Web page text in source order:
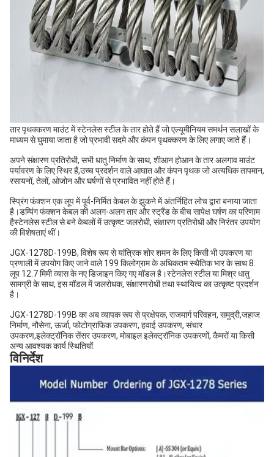
तार पृथक्करण माउंट में स्टेनलेस स्टील के तार होते हैं जो एल्यूमीनियम समर्थन सलाखों के
माध्यम से घुमाया जाता है जो प्रभावी सदमे और कंपन पृथक्करण के लिए लगाए जाते हैं।
अपने संक्षारण प्रतिरोधी, सभी धातु निर्माण के साथ, शीआन होआन के तार अलगाव माउंट
पर्यावरण के लिए स्थिर हैं,उच्च प्रदर्शन वाले आघात और कंपन पृथक जो अत्यधिक तापमान,
रसायनों, तेलों, ओजोन और घर्षणों से प्रभावित नहीं होते हैं।
स्प्रिंग फंक्शन एक लूप में पूर्व-निर्मित केबल के झुकने में अंतर्निहित लोच द्वारा बनाया जाता
है।डम्पिंग फंक्शन केबल की अलग-अलग तार और स्ट्रैंड के बीच सापेक्ष घर्षण का परिणाम
हैस्टेनलेस स्टील से बने केबलों में उत्कृष्ट जलरोधी, संक्षारण प्रतिरोधी और निरंतर उपयोग
की विशेषताएं थीं।
JGX-1278D-199B, विशेष रूप से यांत्रिक शोर शमन के लिए किसी भी उपकरण या
प्रणाली में उपयोग किए जाने वाले 199 किलोग्राम के अधिकतम स्थैतिक भार के साथ 8.
लूप 12.7 मिमी व्यास के नए डिजाइन किए गए मॉडल है।स्टेनलेस स्टील या मिश्र धातु
सामग्री के साथ, इस मॉडल में जलरोधक, संक्षारणरोधी तथा स्थायित्व का उत्कृष्ट प्रदर्शन
है।
JGX-1278D-199B का अब व्यापक रूप से प्रक्षेपक, राजमार्ग परिवहन, समुद्री,जहाज
निर्माण, नौसेना, ऊर्जा, फोटोग्राफिक उपकरण, हवाई उपकरण, संचार
उपकरण,इलेक्ट्रॉनिक सेंसर उपकरण, मोबाइल इलेक्ट्रॉनिक उपकरणों, कैमरों या किसी
अन्य आवश्यक कार्य स्थितियों.
विनिर्देश